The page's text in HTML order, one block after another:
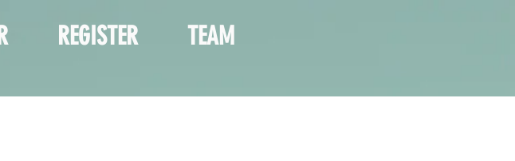
REGISTER TEAM